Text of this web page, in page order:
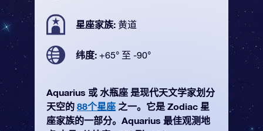
星座家族: 黄道
纬度: +65° 至 -90°
Aquarius 或 水瓶座 是现代天文学家划分
天空的 88个星座 之一。它是 Zodiac 星
座家族的一部分。Aquarius 最佳观测地